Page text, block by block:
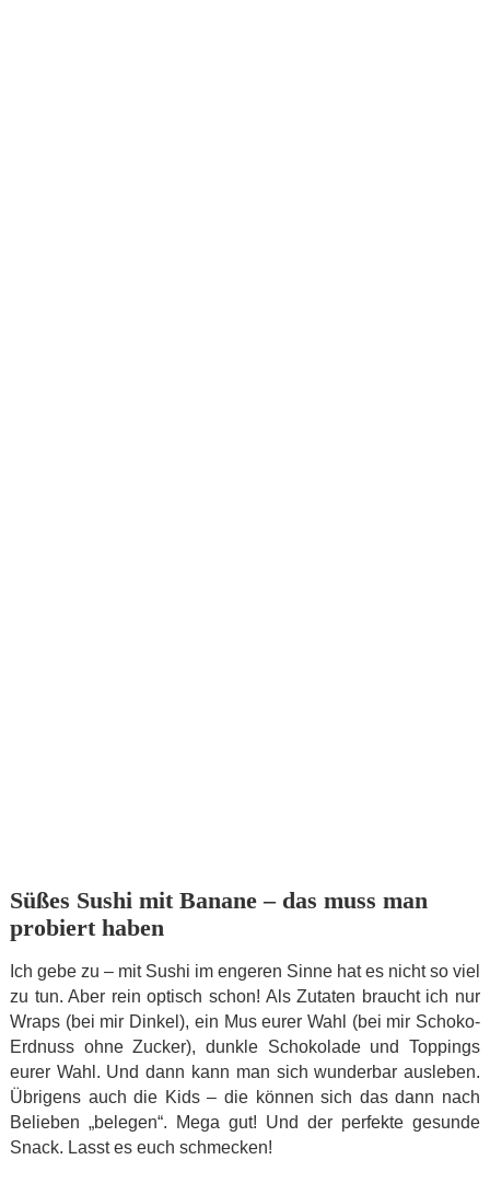
Süßes Sushi mit Banane – das muss man
probiert haben
Ich gebe zu – mit Sushi im engeren Sinne hat es nicht so viel
zu tun. Aber rein optisch schon! Als Zutaten braucht ich nur
Wraps (bei mir Dinkel), ein Mus eurer Wahl (bei mir Schoko-
Erdnuss ohne Zucker), dunkle Schokolade und Toppings
eurer Wahl. Und dann kann man sich wunderbar ausleben.
Übrigens auch die Kids – die können sich das dann nach
Belieben „belegen“. Mega gut! Und der perfekte gesunde
Snack. Lasst es euch schmecken!